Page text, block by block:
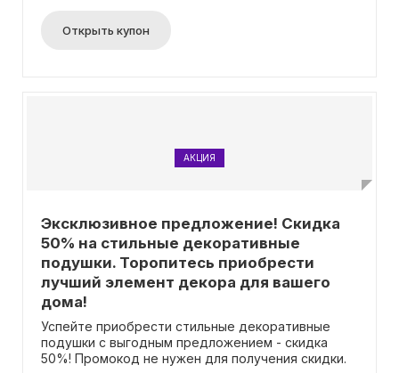
участвуют одеяла с шириной не менее 120 см и
длиной не менее 170 см. Приятным бонусом
Открыть купон
АКЦИЯ
Эксклюзивное предложение! Скидка
50% на стильные декоративные
подушки. Торопитесь приобрести
лучший элемент декора для вашего
дома!
Успейте приобрести стильные декоративные
подушки с выгодным предложением - скидка
50%! Промокод не нужен для получения скидки.